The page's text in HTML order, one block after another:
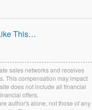
This…
sales networks and receives
This compensation may impact
does not include all financial
offers.
author's alone, not those of any